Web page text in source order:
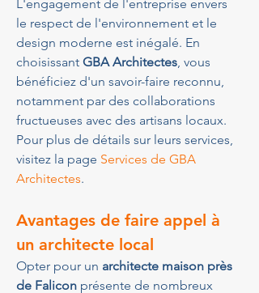
L'engagement de l'entreprise envers
le respect de l'environnement et le
design moderne est inégalé. En
choisissant GBA Architectes, vous
bénéficiez d'un savoir-faire reconnu,
notamment par des collaborations
fructueuses avec des artisans locaux.
Pour plus de détails sur leurs services,
visitez la page Services de GBA
Architectes.
Avantages de faire appel à
un architecte local
Opter pour un architecte maison près
de Falicon présente de nombreux